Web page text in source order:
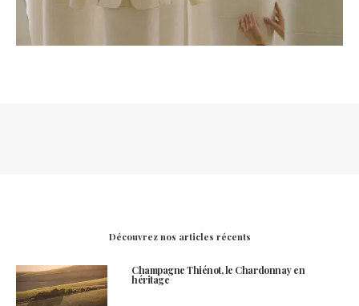
Découvrez nos articles récents
Champagne Thiénot, le Chardonnay en
héritage